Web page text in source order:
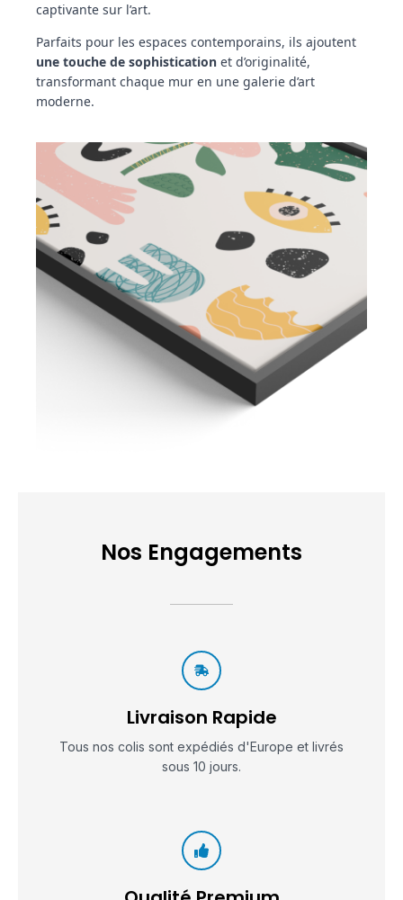
captivante sur l’art.
Parfaits pour les espaces contemporains, ils ajoutent
une touche de sophistication et d’originalité,
transformant chaque mur en une galerie d’art
moderne.
Nos Engagements
Livraison Rapide
Tous nos colis sont expédiés d'Europe et livrés
sous 10 jours.